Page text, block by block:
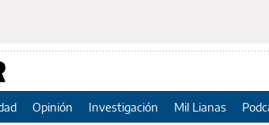
Opinión Investigación Mil Lianas